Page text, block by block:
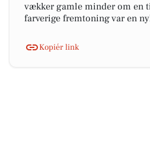
vækker gamle minder om en
farverige fremtoning var en
Kopiér link